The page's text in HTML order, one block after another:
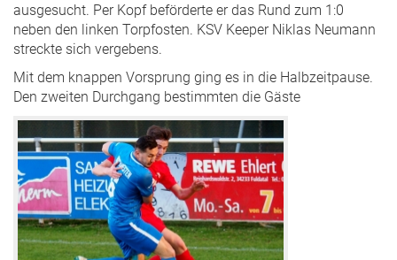
ausgesucht. Per Kopf beförderte er das Rund zum 1:0
neben den linken Torpfosten. KSV Keeper Niklas Neumann
streckte sich vergebens.
Mit dem knappen Vorsprung ging es in die Halbzeitpause.
Den zweiten Durchgang bestimmten die Gäste